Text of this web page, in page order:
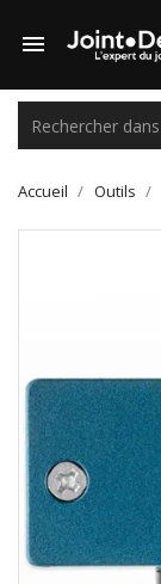

Accueil Outils